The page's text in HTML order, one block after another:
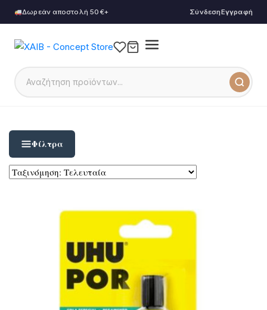
Δωρεάν αποστολή 50€+ ΣύνδεσηΕγγραφή
Φίλτρα